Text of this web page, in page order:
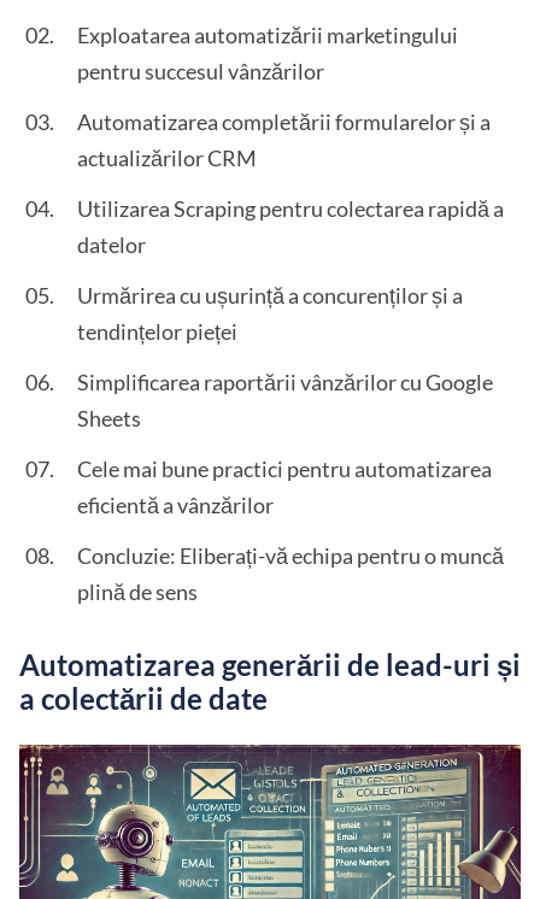
Exploatarea automatizării marketingului
pentru succesul vânzărilor
Automatizarea completării formularelor și a
actualizărilor CRM
Utilizarea Scraping pentru colectarea rapidă a
datelor
Urmărirea cu ușurință a concurenților și a
tendințelor pieței
Simplificarea raportării vânzărilor cu Google
Sheets
Cele mai bune practici pentru automatizarea
eficientă a vânzărilor
Concluzie: Eliberați-vă echipa pentru o muncă
plină de sens
Automatizarea generării de lead-uri și
a colectării de date